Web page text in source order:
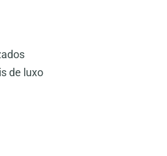
de luxo